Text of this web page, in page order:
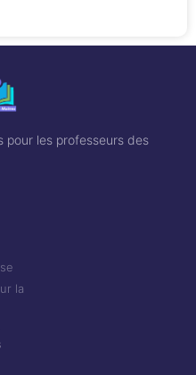
pour les professeurs des
la